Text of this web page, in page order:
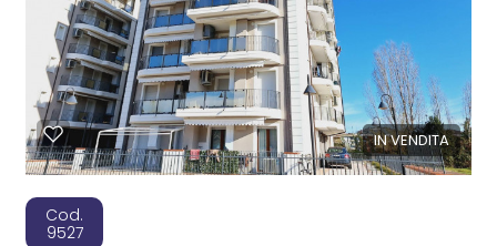
IN VENDITA
Cod.
9527